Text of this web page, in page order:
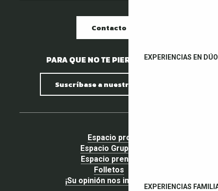
EXPERIENCIAS EN DÚO
EXPERIENCIAS
Contacto
PARA QUE NO TE PIERDAS NADA.
Suscríbase a nuestro boletín
Espacio pro
Espacio Grupos
Espacio prensa
Folletos
¡Su opinión nos importa!